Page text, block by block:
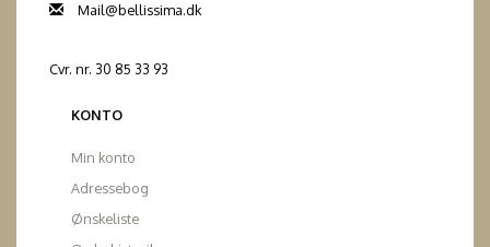
Mail@bellissima.dk
Cvr. nr. 30 85 33 93
KONTO
Min konto
Adressebog
Ønskeliste